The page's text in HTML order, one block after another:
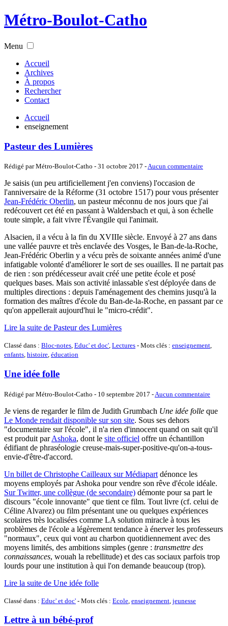
Métro-Boulot-Catho
Menu
Accueil
Archives
À propos
Rechercher
Contact
Accueil
enseignement
Pasteur des Lumières
Rédigé par Métro-Boulot-Catho - 31 octobre 2017 -Aucun commentaire
Je saisis (un peu artificiellement j'en conviens) l'occasion de
l'anniversaire de la Réforme (31 octobre 1517) pour vous présenter
Jean-Frédéric Oberlin, un pasteur méconnu de nos jours que j'ai
redécouvert cet été en passant à Waldersbach et qui, à son échelle
toute simple, a fait vivre l'Évangile qui l'animait.
Alsacien, il a vécu à la fin du XVIIIe siècle. Envoyé à 27 ans dans
une vallée pauvre et très enclavée des Vosges, le Ban-de-la-Roche,
Jean-Frédéric Oberlin y a vécu près de soixante années animé d'une
infatigable volonté d'améliorer le sort de ses ouailles. Il ne partait pas
de rien : son prédécesseur avait créé une petite école et posé
quelques bases. Mais son activité inlassable s'est déployée dans de
multiples directions : depuis l'aménagement des chemins jusqu'à la
formation des maîtres d'école du Ban-de-la-Roche, en passant par ce
qu'on appellerait aujourd'hui le "micro-crédit".
Lire la suite de Pasteur des Lumières
Classé dans : Bloc-notes, Educ' et doc', Lectures - Mots clés : enseignement,
enfants, histoire, éducation
Une idée folle
Rédigé par Métro-Boulot-Catho - 10 septembre 2017 - Aucun commentaire
Je viens de regarder le film de Judith Grumbach Une idée folle que
Le Monde rendait disponible sur son site. Sous ses dehors
"documentaire sur l'école", il n'a rien d'innocent quand on sait qu'il
est produit parAshoka, dont le site officiel offre un échantillon
édifiant de phraséologie creuse-mais-super-positive-qu'on-a-tous-
envie-d'être-d'accord.
Un billet de Christophe Cailleaux sur Médiapart dénonce les
moyens employés par Ashoka pour vendre son rêve d'école idéale.
Sur Twitter, une collègue (de secondaire) démonte pour sa part le
discours "école innovante" que tient ce film. Tout livre (cf. celui de
Céline Alvarez) ou film présentant une ou quelques expériences
scolaires très localisées comme LA solution miracle à tous les
problèmes de l'école a légèrement tendance à énerver les professeurs
"normaux", ceux qui vont au charbon quotidiennement avec des
moyens limités, des ambitions simples (genre : transmettre des
connaissances, wouah la rebellitude) et des cas sociaux parfois trop
lourds pour une institution à qui l'on demande beaucoup (trop).
Lire la suite de Une idée folle
Classé dans : Educ' et doc' - Mots clés : Ecole enseignement jeunesse
Lettre à un bébé-prof